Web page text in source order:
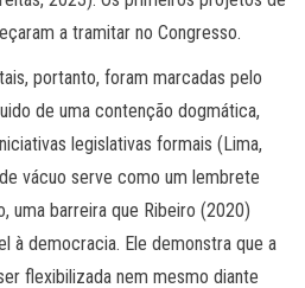
a tramitar no Congresso.
portanto, foram marcadas pelo
de uma contenção dogmática,
legislativas formais (Lima,
vácuo serve como um lembrete
uma barreira que Ribeiro (2020)
à democracia. Ele demonstra que a
flexibilizada nem mesmo diante